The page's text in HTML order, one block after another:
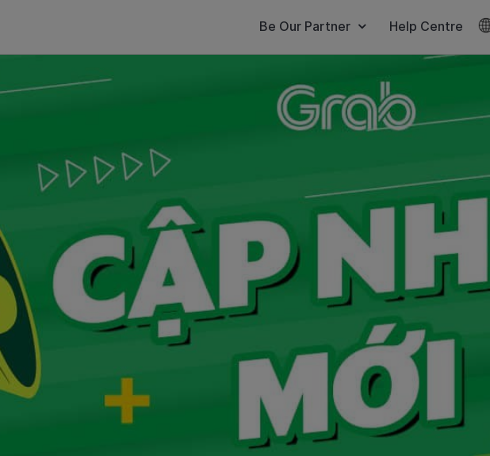
Be Our Partner Help Centre